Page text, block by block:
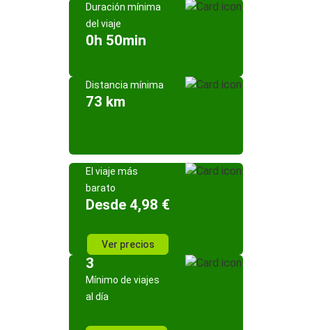
Duración mínima
del viaje
0h 50min
Distancia mínima
73 km
El viaje más
barato
Desde 4,98 €
Ver precios
3
Mínimo de viajes
al día